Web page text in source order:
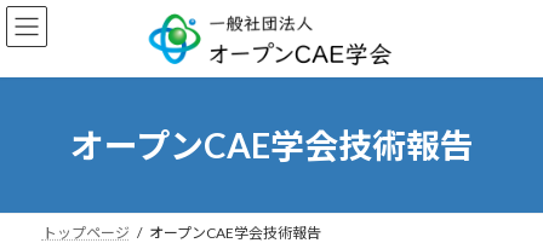
コ
ン
ン
ナ
ビ
ー
オープンCAE学会技術報告
トップページ オープンCAE学会技術報告